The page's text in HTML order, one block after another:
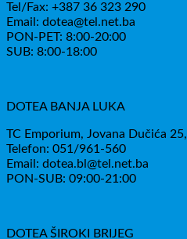
Tel/Fax: +387 36 323 290
Email: dotea@tel.net.ba
PON-PET: 8:00-20:00
SUB: 8:00-18:00
DOTEA BANJA LUKA
TC Emporium, Jovana Dučića 25,
Telefon: 051/961-560
Email: dotea.bl@tel.net.ba
PON-SUB: 09:00-21:00
DOTEA ŠIROKI BRIJEG